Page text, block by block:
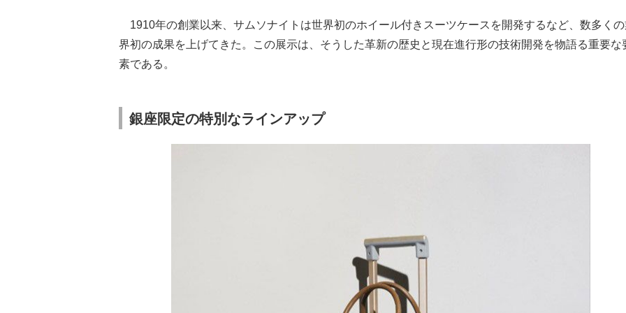
1910年の創業以来、サムソナイトは世界初のホイール付きスーツケースを開発するなど、数多く
界初の成果を上げてきた。この展示は、そうした革新の歴史と現在進行形の技術開発を物語る重要な
素である。
銀座限定の特別なラインアップ